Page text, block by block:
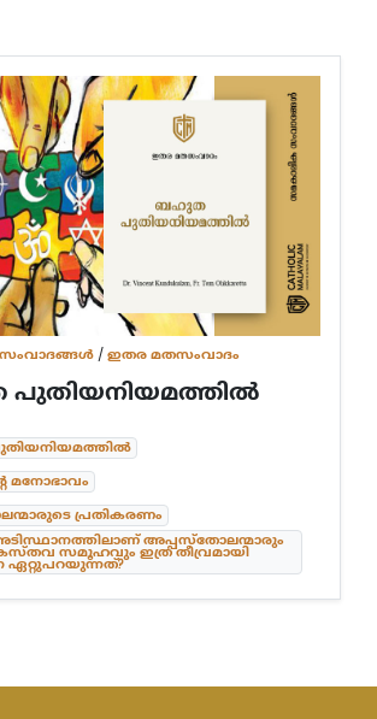
/ഇതര മതസംവാദം
മനോഭാവം
പ്രതികരണം
അപ്പസ്തോലന്മാരും
സമൂഹവും ഇത്ര തീവ്രമായി
ഏറ്റുപറയുന്നത്?